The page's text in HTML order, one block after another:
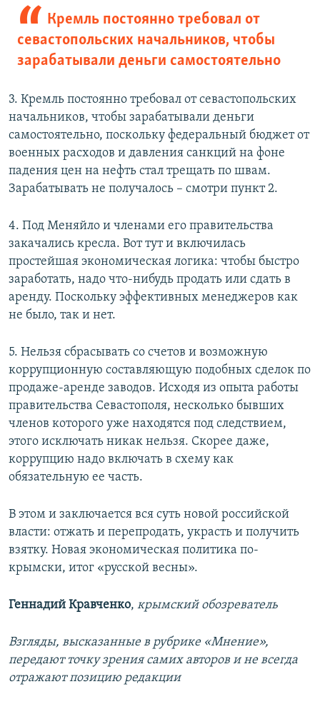
Кремль постоянно требовал от
севастопольских начальников, чтобы
зарабатывали деньги самостоятельно
3. Кремль постоянно требовал от севастопольских
начальников, чтобы зарабатывали деньги
самостоятельно, поскольку федеральный бюджет от
военных расходов и давления санкций на фоне
падения цен на нефть стал трещать по швам.
Зарабатывать не получалось – смотри пункт 2.
4. Под Меняйло и членами его правительства
закачались кресла. Вот тут и включилась
простейшая экономическая логика: чтобы быстро
заработать, надо что-нибудь продать или сдать в
аренду. Поскольку эффективных менеджеров как
не было, так и нет.
5. Нельзя сбрасывать со счетов и возможную
коррупционную составляющую подобных сделок по
продаже-аренде заводов. Исходя из опыта работы
правительства Севастополя, несколько бывших
членов которого уже находятся под следствием,
этого исключать никак нельзя. Скорее даже,
коррупцию надо включать в схему как
обязательную ее часть.
В этом и заключается вся суть новой российской
власти: отжать и перепродать, украсть и получить
взятку. Новая экономическая политика по-
крымски, итог «русской весны».
Геннадий Кравченко, крымский обозреватель
Взгляды, высказанные в рубрике «Мнение»,
передают точку зрения самих авторов и не всегда
отражают позицию редакции